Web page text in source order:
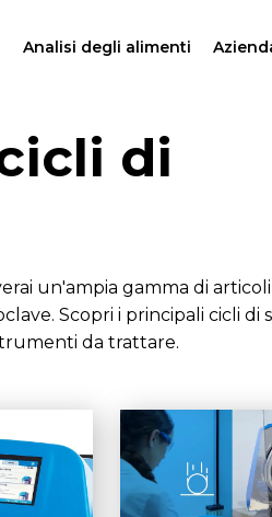
Analisi degli alimenti
di
un'ampia gamma di
Scopri i principali cicli di
da trattare.